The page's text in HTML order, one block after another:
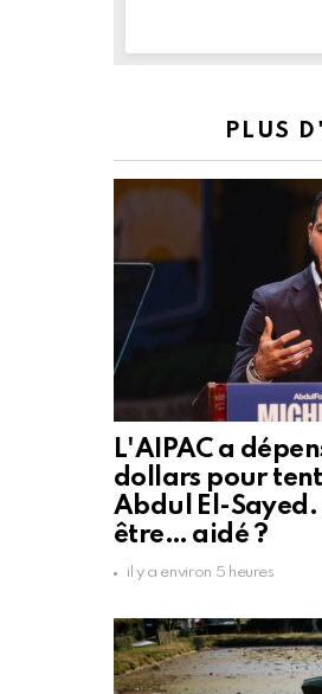
PLUS
L'AIPAC a
dollars pour
Abdul El-
être… aidé ?
il y a environ 5 heures